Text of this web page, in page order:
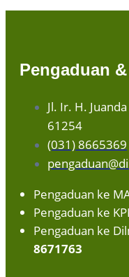
Pengaduan
Jl. Ir. H.
61254
(031) 8665369
Pengaduan ke
Pengaduan ke
Pengaduan ke
8671763